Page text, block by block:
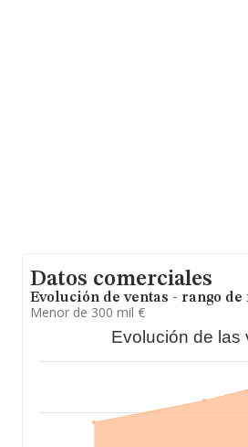
Datos comerciales
Evolución de ventas - rango
Menor de 300 mil €
Evolución de las